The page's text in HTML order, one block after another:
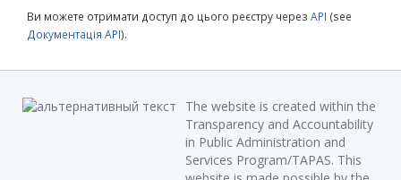
Ви можете отримати доступ до цього реєстру через API (see
Документація API).
The website is created within the
Transparency and Accountability
in Public Administration and
Services Program/TAPAS. This